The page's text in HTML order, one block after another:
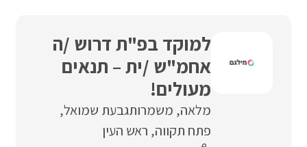
למוקד בפ"ת דרוש /ה
אחמ"ש /ית – תנאים
מעולים!
מלאה משמרותגבעת שמואל
פתח תקווה ראש העין